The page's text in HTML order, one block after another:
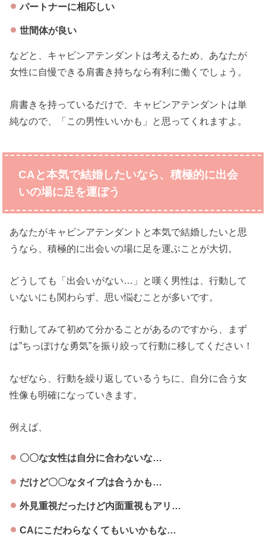
パートナーに相応しい
世間体が良い
などと、キャビンアテンダントは考えるため、あなたが
女性に自慢できる肩書き持ちなら有利に働くでしょう。
肩書きを持っているだけで、キャビンアテンダントは単
純なので、「この男性いいかも」と思ってくれますよ。
CAと本気で結婚したいなら、積極的に出会
いの場に足を運ぼう
あなたがキャビンアテンダントと本気で結婚したいと思
うなら、積極的に出会いの場に足を運ぶことが大切。
どうしても「出会いがない…」と嘆く男性は、行動して
いないにも関わらず、思い悩むことが多いです。
行動してみて初めて分かることがあるのですから、まず
は”ちっぽけな勇気”を振り絞って行動に移してください！
なぜなら、行動を繰り返しているうちに、自分に合う女
性像も明確になっていきます。
例えば、
〇〇な女性は自分に合わないな…
だけど〇〇なタイプは合うかも…
外見重視だったけど内面重視もアリ…
CAにこだわらなくてもいいかもな…